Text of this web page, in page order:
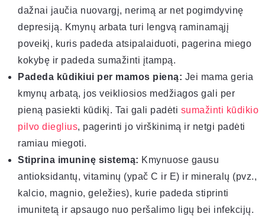
dažnai jaučia nuovargį, nerimą ar net pogimdyvinę
depresiją. Kmynų arbata turi lengvą raminamąjį
poveikį, kuris padeda atsipalaiduoti, pagerina miego
kokybę ir padeda sumažinti įtampą.
Padeda kūdikiui per mamos pieną: Jei mama geria
kmynų arbatą, jos veikliosios medžiagos gali per
pieną pasiekti kūdikį. Tai gali padėti sumažinti kūdikio
pilvo dieglius, pagerinti jo virškinimą ir netgi padėti
ramiau miegoti.
Stiprina imuninę sistemą: Kmynuose gausu
antioksidantų, vitaminų (ypač C ir E) ir mineralų (pvz.,
kalcio, magnio, geležies), kurie padeda stiprinti
imunitetą ir apsaugo nuo peršalimo ligų bei infekcijų.